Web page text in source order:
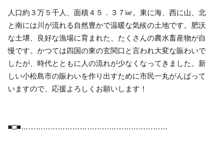
人口約３万５千人、面積４５．３７㎢。東に海、西に山、北
と南には川が流れる自然豊かで温暖な気候の土地です。肥沃
な土壌、良好な漁場に育まれた、たくさんの農水畜産物が自
慢です。かつては四国の東の玄関口と言われ大変な賑わいで
したが、時代とともに人の流れが少なくなってきました。新
しい小松島市の賑わいを作り出すために市民一丸がんばって
いますので、応援よろしくお願いします！
■□■……………………………………………………